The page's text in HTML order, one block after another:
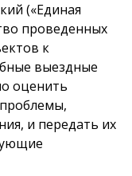
(«Единая
проведенных
к
выездные
оценить
и передать их